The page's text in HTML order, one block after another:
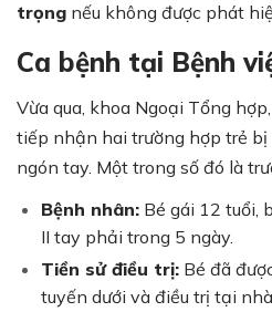
trọng nếu không được phát
Ca bệnh tại Bệnh
Vừa qua, khoa Ngoại Tổng
tiếp nhận hai trường hợp trẻ bị
ngón tay. Một trong số đó là
Bệnh nhân: Bé gái 12 tuổi,
II tay phải trong 5 ngày.
Tiền sử điều trị: Bé đã
tuyến dưới và điều trị tại